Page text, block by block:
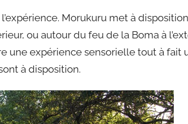
Morukuru met à
ou autour du feu de la Boma à
une expérience sensorielle tout à fait
à disposition.